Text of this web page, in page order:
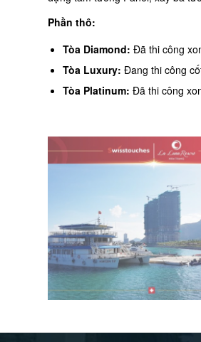
Phần thô:
Tòa Diamond: Đã thi công
Tòa Luxury: Đang thi công
Tòa Platinum: Đã thi công